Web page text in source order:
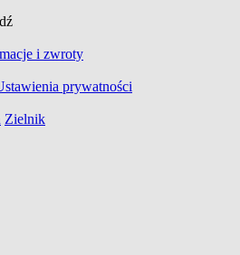
i zwroty
prywatności
Zielnik